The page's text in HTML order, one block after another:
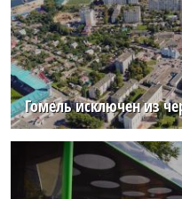
Гомель исключен из